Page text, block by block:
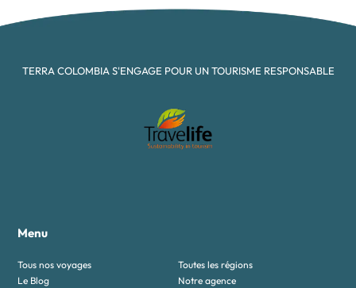
TERRA COLOMBIA S'ENGAGE POUR UN TOURISME RESPONSABLE
Menu
Tous nos voyages
Toutes les régions
Le Blog
Notre agence